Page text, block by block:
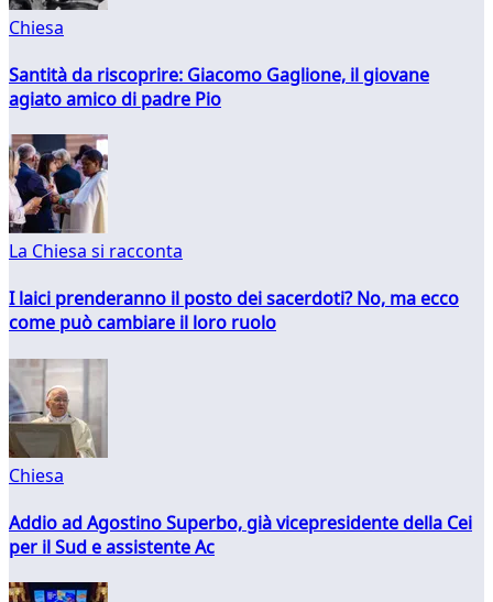
Chiesa
Santità da riscoprire: Giacomo Gaglione, il giovane
agiato amico di padre Pio
La Chiesa si racconta
I laici prenderanno il posto dei sacerdoti? No, ma ecco
come può cambiare il loro ruolo
Chiesa
Addio ad Agostino Superbo, già vicepresidente della Cei
per il Sud e assistente Ac